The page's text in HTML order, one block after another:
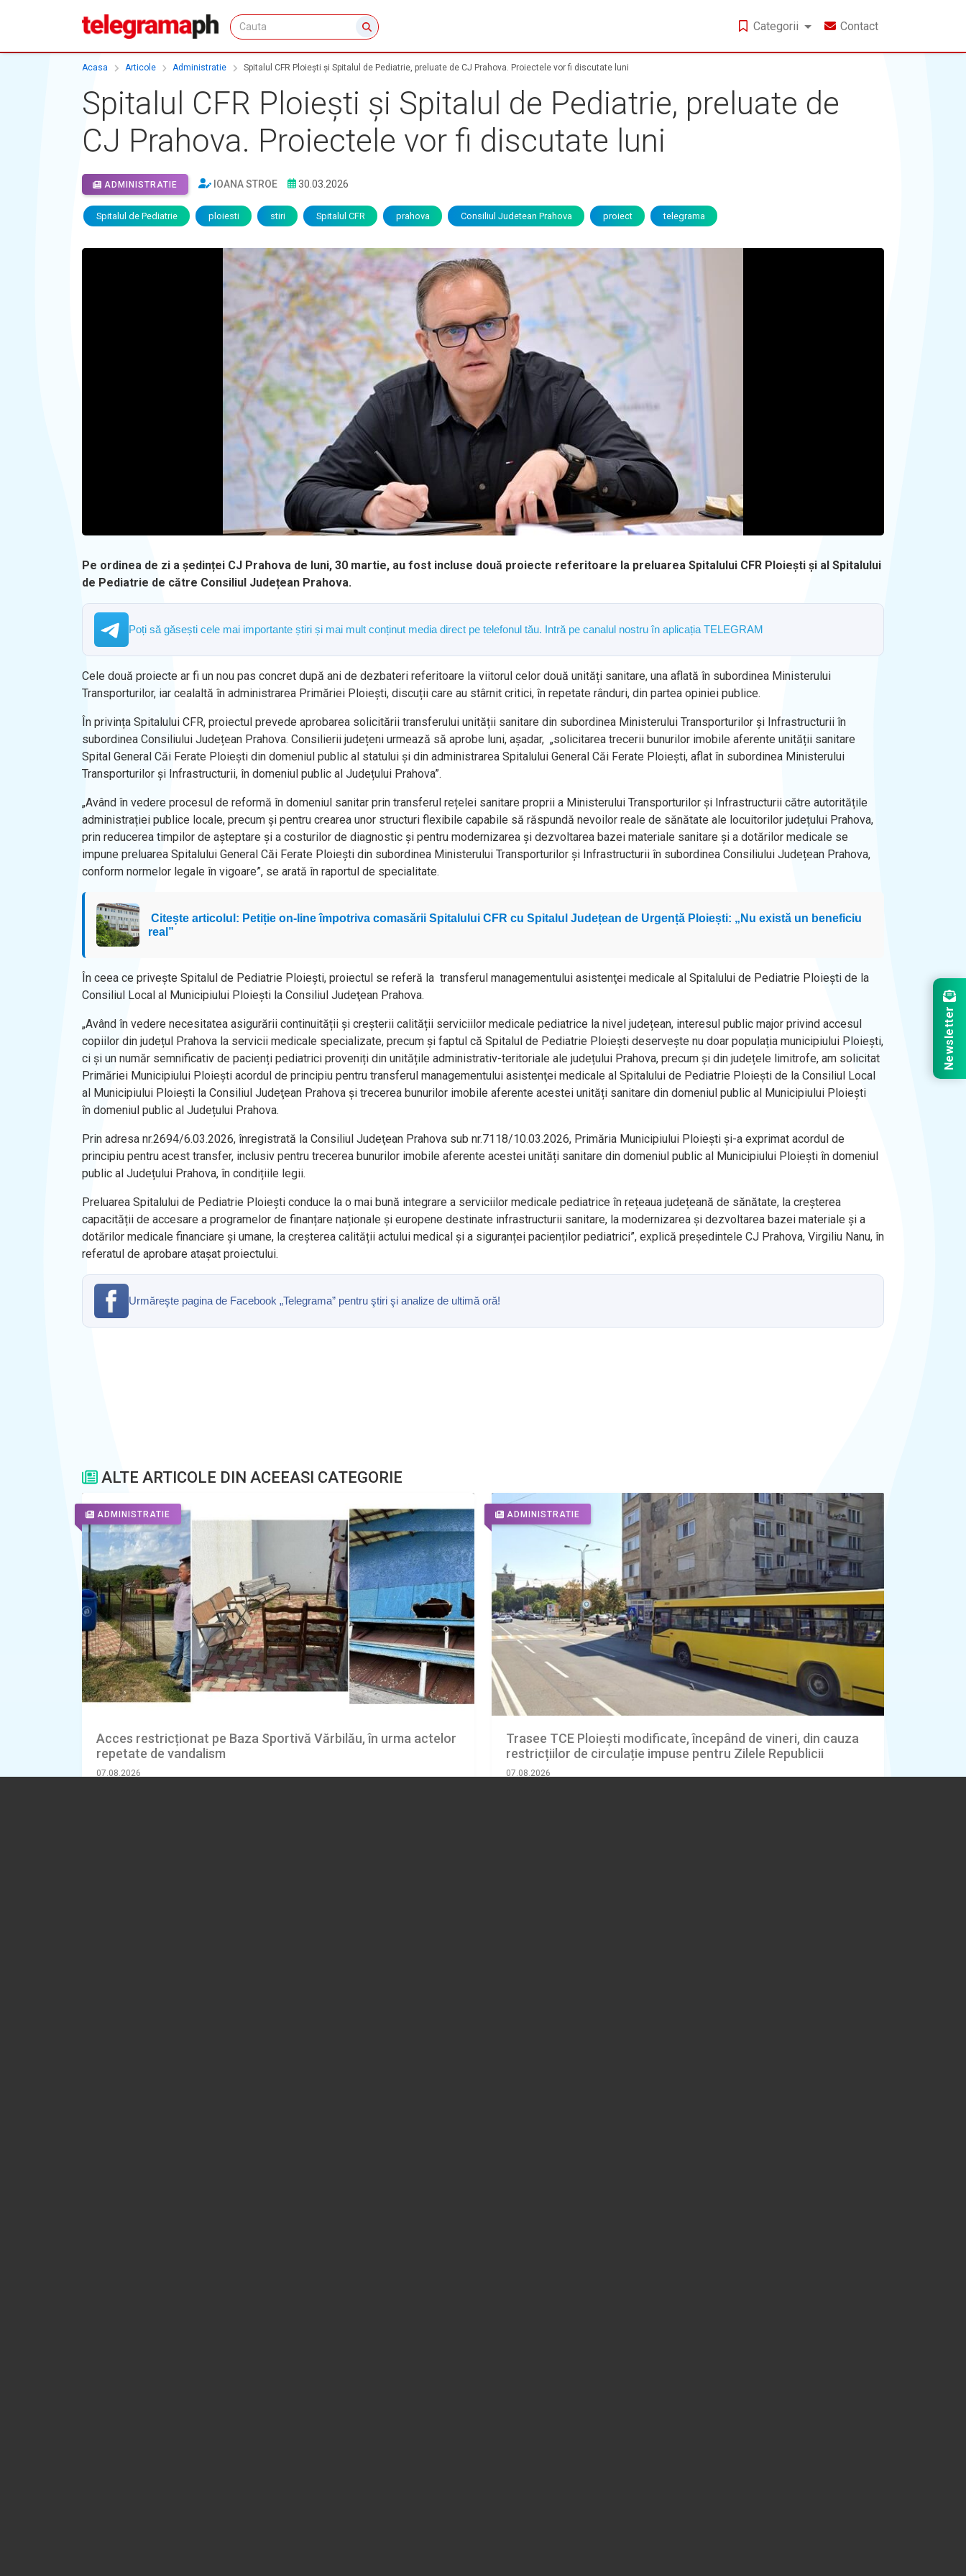
Categorii Contact
Acasa Articole Administratie Spitalul CFR Ploiești și Spitalul de Pediatrie, preluate de CJ Prahova. Proiectele vor fi discutate luni
Spitalul CFR Ploiești și Spitalul de Pediatrie, preluate de
CJ Prahova. Proiectele vor fi discutate luni
ADMINISTRATIE IOANA STROE 30.03.2026
Spitalul de Pediatrie ploiesti stiri Spitalul CFR prahova Consiliul Judetean Prahova proiect telegrama
Pe ordinea de zi a ședinței CJ Prahova de luni, 30 martie, au fost incluse două proiecte referitoare la preluarea Spitalului CFR Ploiești și al Spitalului
de Pediatrie de către Consiliul Județean Prahova.
Poți să găsești cele mai importante știri și mai mult conținut media direct pe telefonul tău. Intră pe canalul nostru în aplicația TELEGRAM
Cele două proiecte ar fi un nou pas concret după ani de dezbateri referitoare la viitorul celor două unități sanitare, una aflată în subordinea Ministerului
Transporturilor, iar cealaltă în administrarea Primăriei Ploiești, discuții care au stârnit critici, în repetate rânduri, din partea opiniei publice.
În privința Spitalului CFR, proiectul prevede aprobarea solicitării transferului unității sanitare din subordinea Ministerului Transporturilor și Infrastructurii în
subordinea Consiliului Județean Prahova. Consilierii județeni urmează să aprobe luni, așadar, „solicitarea trecerii bunurilor imobile aferente unității sanitare
Spital General Căi Ferate Ploieşti din domeniul public al statului și din administrarea Spitalului General Căi Ferate Ploieşti, aflat în subordinea Ministerului
Transporturilor și Infrastructurii, în domeniul public al Județului Prahova”.
„Având în vedere procesul de reformă în domeniul sanitar prin transferul rețelei sanitare proprii a Ministerului Transporturilor și Infrastructurii către autoritățile
administrației publice locale, precum și pentru crearea unor structuri flexibile capabile să răspundă nevoilor reale de sănătate ale locuitorilor județului Prahova,
prin reducerea timpilor de așteptare și a costurilor de diagnostic și pentru modernizarea și dezvoltarea bazei materiale sanitare și a dotărilor medicale se
impune preluarea Spitalului General Căi Ferate Ploiești din subordinea Ministerului Transporturilor și Infrastructurii în subordinea Consiliului Județean Prahova,
conform normelor legale în vigoare”, se arată în raportul de specialitate.
Citește articolul: Petiție on-line împotriva comasării Spitalului CFR cu Spitalul Județean de Urgență Ploiești: „Nu există un beneficiu
real”
În ceea ce privește Spitalul de Pediatrie Ploiești, proiectul se referă la transferul managementului asistenţei medicale al Spitalului de Pediatrie Ploieşti de la
Consiliul Local al Municipiului Ploieşti la Consiliul Judeţean Prahova.
„Având în vedere necesitatea asigurării continuității și creșterii calității serviciilor medicale pediatrice la nivel județean, interesul public major privind accesul
copiilor din județul Prahova la servicii medicale specializate, precum și faptul că Spitalul de Pediatrie Ploiești deservește nu doar populația municipiului Ploiești,
ci și un număr semnificativ de pacienți pediatrici proveniți din unitățile administrativ-teritoriale ale județului Prahova, precum și din județele limitrofe, am solicitat
Primăriei Municipiului Ploiești acordul de principiu pentru transferul managementului asistenţei medicale al Spitalului de Pediatrie Ploieşti de la Consiliul Local
al Municipiului Ploieşti la Consiliul Judeţean Prahova și trecerea bunurilor imobile aferente acestei unități sanitare din domeniul public al Municipiului Ploiești
în domeniul public al Județului Prahova.
Prin adresa nr.2694/6.03.2026, înregistrată la Consiliul Judeţean Prahova sub nr.7118/10.03.2026, Primăria Municipiului Ploiești și-a exprimat acordul de
principiu pentru acest transfer, inclusiv pentru trecerea bunurilor imobile aferente acestei unități sanitare din domeniul public al Municipiului Ploiești în domeniul
public al Județului Prahova, în condițiile legii.
Preluarea Spitalului de Pediatrie Ploiești conduce la o mai bună integrare a serviciilor medicale pediatrice în rețeaua județeană de sănătate, la creșterea
capacității de accesare a programelor de finanțare naționale și europene destinate infrastructurii sanitare, la modernizarea și dezvoltarea bazei materiale și a
dotărilor medicale financiare și umane, la creșterea calității actului medical și a siguranței pacienților pediatrici”, explică președintele CJ Prahova, Virgiliu Nanu, în
referatul de aprobare atașat proiectului.
Urmăreşte pagina de Facebook „Telegrama” pentru ştiri şi analize de ultimă oră!
ALTE ARTICOLE DIN ACEEASI CATEGORIE
ADMINISTRATIE
Acces restricționat pe Baza Sportivă Vărbilău, în urma actelor
repetate de vandalism
07.08.2026
ADMINISTRATIE
Trasee TCE Ploiești modificate, începând de vineri, din cauza
restricțiilor de circulație impuse pentru Zilele Republicii
07.08.2026
Newsletter